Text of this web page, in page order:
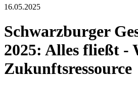
16.05.2025
Schwarzburger
2025: Alles fließt -
Zukunftsressource